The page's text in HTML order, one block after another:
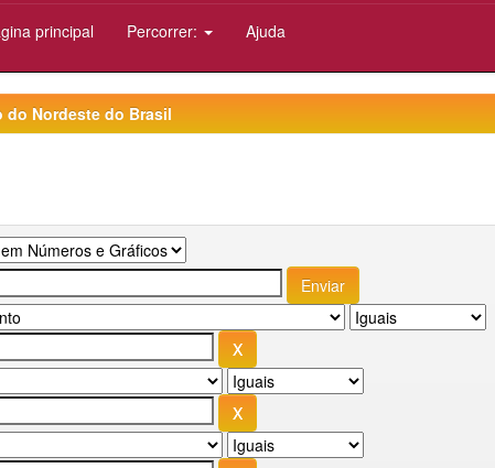
principal Percorrer: Ajuda
do Nordeste do Brasil